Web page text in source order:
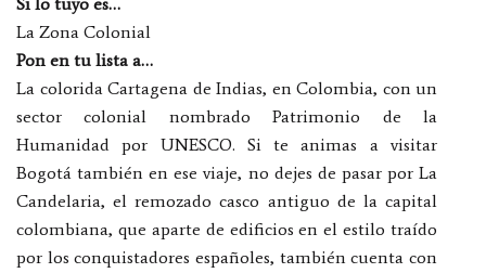
La Zona Colonial
Pon en tu lista a…
La colorida Cartagena de Indias, en Colombia, con un
sector colonial nombrado Patrimonio de la
Humanidad por UNESCO. Si te animas a visitar
Bogotá también en ese viaje, no dejes de pasar por La
Candelaria, el remozado casco antiguo de la capital
colombiana, que aparte de edificios en el estilo traído
por los conquistadores españoles, también cuenta con